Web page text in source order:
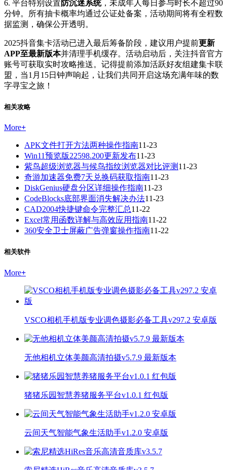
6. 平台特别设置 防沉迷系统，未成年人每日参与时长不超过90
分钟。所有抽卡概率均通过公证处备案，活动期间将有全程数
据监测，确保公开透明。
2025抖音集卡活动已进入最后筹备阶段，建议用户提前更新
APP至最新版本并清理手机缓存。活动启动后，关注抖音官方
账号可获取实时攻略推送。记得提前添加活跃好友组建集卡联
盟，当1月15日钟声响起，让我们共同开启这场充满年味的数
字寻宝之旅！
相关攻略
More+
APK文件打开方法两种操作指南11-23
Win11预览版22598.200更新发布11-23
紫鸟超级浏览器与候鸟指纹浏览器对比评测 11-23
奇游加速器免费7天兑换码获取指南11-23
DiskGenius硬盘分区详细操作指南11-23
CodeBlocks底部界面消失解决办法11-23
CAD2004快捷键命令完整汇总11-22
Excel常用函数详解与高效应用指南11-22
360安全卫士屏蔽广告弹窗操作指南11-22
相关软件
More+
VSCO相机手机版专业调色摄影必备工具v297.2 安卓版
无他相机立体美颜高清拍摄v5.7.9 最新版本
猪猪乐园智慧养猪服务平台v1.0.1 红包版
云间天气智能气象生活助手v1.2.0 安卓版